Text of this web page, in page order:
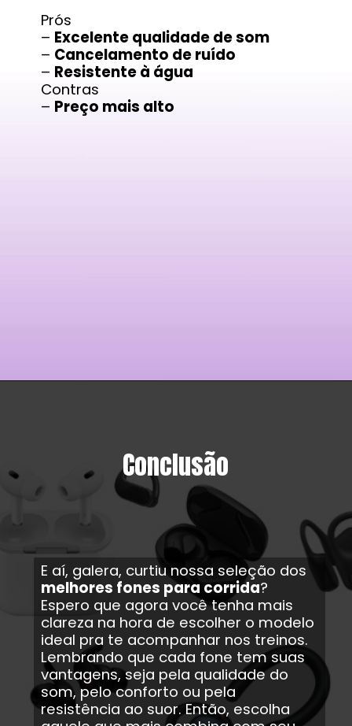
Prós
– Excelente qualidade de som
– Cancelamento de ruído
– Resistente à água
Contras
– Preço mais alto
Conclusão
E aí, galera, curtiu nossa seleção dos
melhores fones para corrida?
Espero que agora você tenha mais
clareza na hora de escolher o modelo
ideal pra te acompanhar nos treinos.
Lembrando que cada fone tem suas
vantagens, seja pela qualidade do
som, pelo conforto ou pela
resistência ao suor. Então, escolha